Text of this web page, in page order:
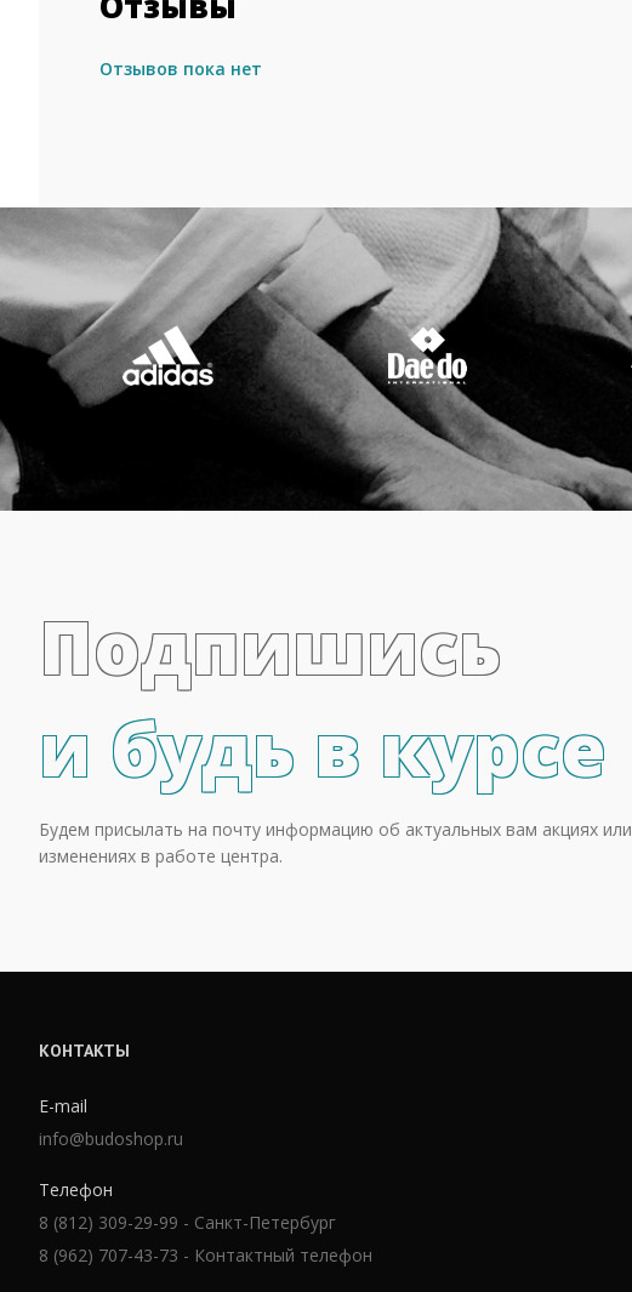
Отзывов пока нет
Подпишись
и будь в курсе
Будем присылать на почту информацию об актуальных вам акциях или
изменениях в работе центра.
КОНТАКТЫ
E-mail
info@budoshop.ru
Телефон
8 (812) 309-29-99 - Санкт-Петербург
8 (962) 707-43-73 - Контактный телефон